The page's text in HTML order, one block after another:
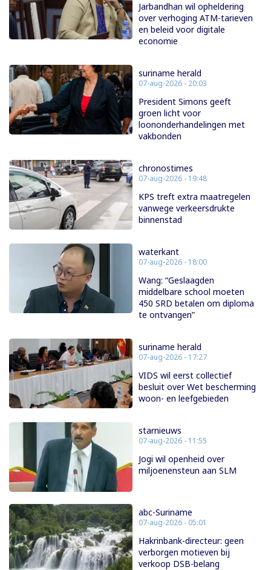
Jarbandhan wil opheldering
over verhoging ATM-tarieven
en beleid voor digitale
economie
suriname herald
07-aug-2026 - 20:03
President Simons geeft
groen licht voor
loononderhandelingen met
vakbonden
chronostimes
07-aug-2026 - 19:48
KPS treft extra maatregelen
vanwege verkeersdrukte
binnenstad
waterkant
07-aug-2026 - 18:00
Wang: “Geslaagden
middelbare school moeten
450 SRD betalen om diploma
te ontvangen”
suriname herald
07-aug-2026 - 17:27
VIDS wil eerst collectief
besluit over Wet bescherming
woon- en leefgebieden
starnieuws
07-aug-2026 - 11:55
Jogi wil openheid over
miljoenensteun aan SLM
abc-Suriname
07-aug-2026 - 05:01
Hakrinbank-directeur: geen
verborgen motieven bij
verkoop DSB-belang